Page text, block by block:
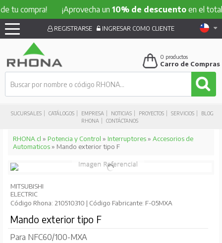
¡Aprovecha un10% de descuentoen el total de tu
SUCURSALES CATÁLOGOS EMPRESA NOTICIAS PROYECTOS SERVICIOS
BLOG
RHONA
CONTÁCTANOS
REGISTRARSE INGRESAR COMO CLIENTE
0 productos
Carro de Compras
RHONA.cl » Potencia y Control » Interruptores» Accesorios de
Automaticos» Mando exterior tipo F
MITSUBISHI
ELECTRIC
Código Rhona: 210510310 | Código Fabricante: F-05MXA
Mando exterior tipo F
Para NFC60/100-MXA